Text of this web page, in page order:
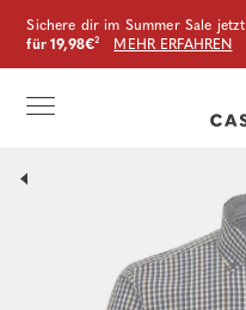
Sichere dir im Summer Sale jetzt
für 19,98€² MEHR ERFAHREN